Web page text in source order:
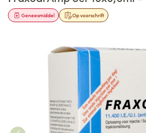
Op voorschrift
Geneesmiddel